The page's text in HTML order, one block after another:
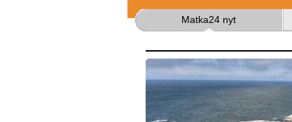
Matka24 nyt